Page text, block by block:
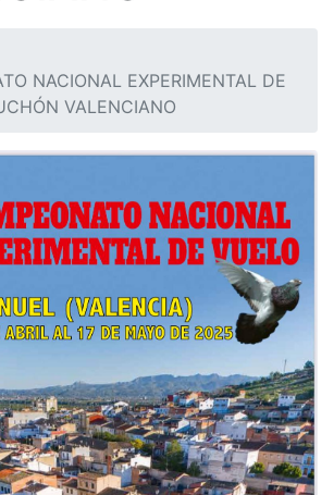
NACIONAL EXPERIMENTAL DE
VALENCIANO